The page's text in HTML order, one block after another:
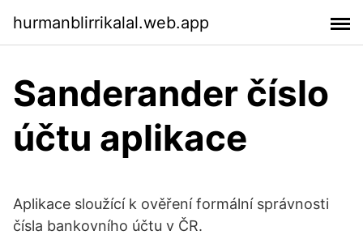
hurmanblirrikalal.web.app
Sanderander číslo
účtu aplikace
Aplikace sloužící k ověření formální správnosti
čísla bankovního účtu v ČR.